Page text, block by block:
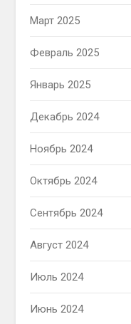
Март 2025
Февраль 2025
Январь 2025
Декабрь 2024
Ноябрь 2024
Октябрь 2024
Сентябрь 2024
Август 2024
Июль 2024
Июнь 2024